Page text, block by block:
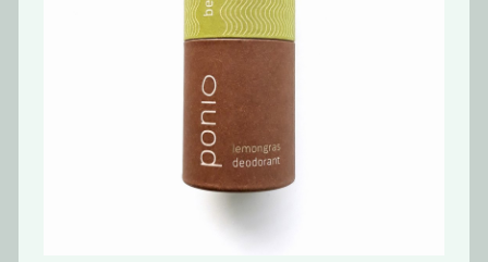
sody lemongras
Deodorant bez
sody pink